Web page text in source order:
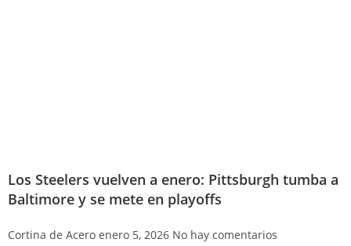
Los Steelers vuelven a enero: Pittsburgh tumba a
Baltimore y se mete en playoffs
Cortina de Acero enero 5, 2026 No hay comentarios